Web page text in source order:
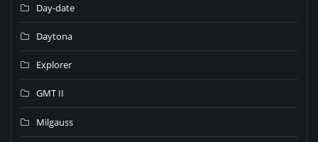
Day-date
Daytona
Explorer
GMT II
Milgauss